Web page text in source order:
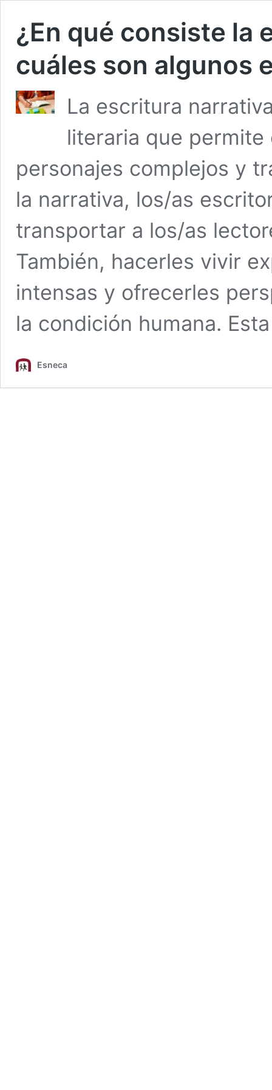
¿En qué consiste la
cuáles son algunos
La escritura
literaria que
personajes complejos y
la narrativa, los/as
transportar a los/as
También, hacerles vivir
intensas y ofrecerles
la condición humana.
Esneca